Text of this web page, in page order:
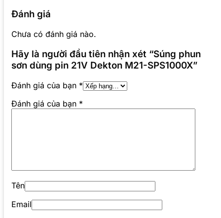
Đánh giá
Chưa có đánh giá nào.
Hãy là người đầu tiên nhận xét “Súng phun
sơn dùng pin 21V Dekton M21-SPS1000X”
Đánh giá của bạn *
Đánh giá của bạn *
Tên
Email